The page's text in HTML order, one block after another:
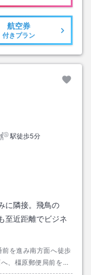
航空券
付きプラン
駅徒歩5分
に隣接。飛鳥の
至近距離でビジネ
を進み南方面へ徒歩
、橿原郵便局前を北